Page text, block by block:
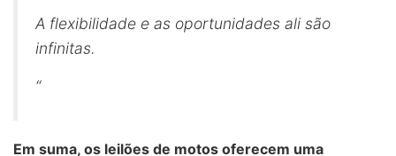
A flexibilidade e as oportunidades ali são
infinitas.
“
Em suma, os leilões de motos oferecem uma